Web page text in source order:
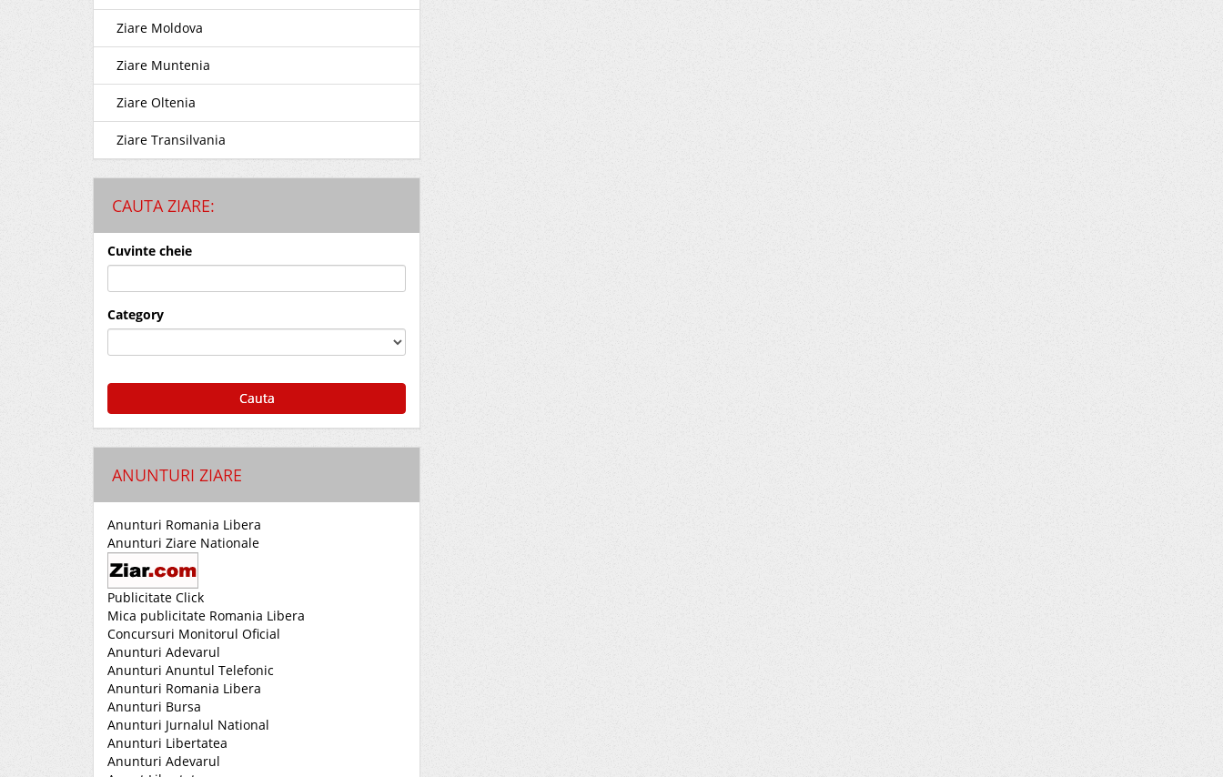
Ziare Moldova
Ziare Muntenia
Ziare Oltenia
Ziare Transilvania
CAUTA ZIARE:
Cuvinte cheie
Category
Cauta
ANUNTURI ZIARE
Anunturi Romania Libera
Anunturi Ziare Nationale
Publicitate Click
Mica publicitate Romania Libera
Concursuri Monitorul Oficial
Anunturi Adevarul
Anunturi Anuntul Telefonic
Anunturi Romania Libera
Anunturi Bursa
Anunturi Jurnalul National
Anunturi Libertatea
Anunturi Adevarul